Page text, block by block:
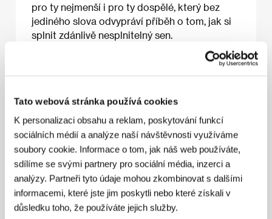
Tato webová stránka používá cookies
K personalizaci obsahu a reklam, poskytování funkcí
sociálních médií a analýze naší návštěvnosti využíváme
soubory cookie. Informace o tom, jak náš web používáte,
sdílíme se svými partnery pro sociální média, inzerci a
analýzy. Partneři tyto údaje mohou zkombinovat s dalšími
informacemi, které jste jim poskytli nebo které získali v
důsledku toho, že používáte jejich služby.
pro ty nejmenší i pro ty dospělé, který bez
jediného slova odvypráví příběh o tom, jak si
splnit zdánlivě nesplnitelný sen.
O filmu
75 min / Barevný, DCP
RežiePriscilla Kellen/ ScénářPriscilla Kellen,
Patricia Oriolo/ HudbaTalita Del Collado/ Zvuk
Submarino Fantástico
/ Výtvarník
Priscilla Kellen/ ProducentLetícia Friedrich,
Lourenço Sant'Anna, Alê Abreu, Priscilla Kellen/
VýrobaBoulevard Filmes/ HrajíAretha Garcia